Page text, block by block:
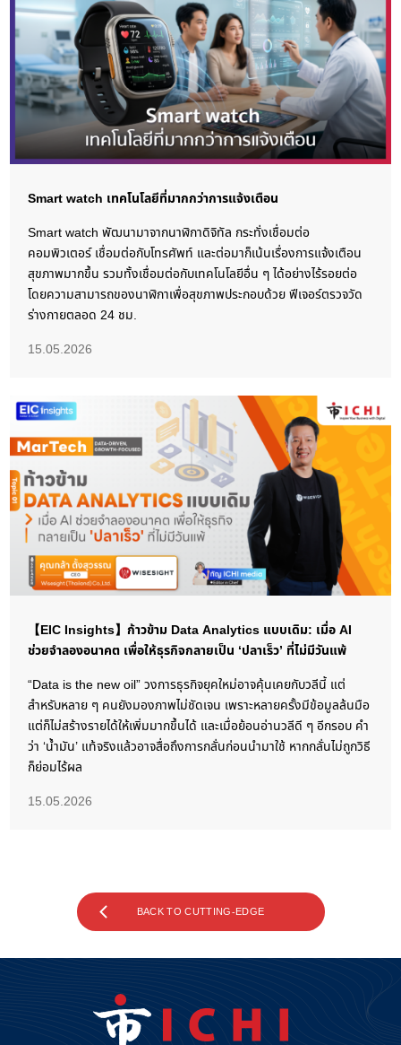
Smart watch เทคโนโลยีที่มากกว่าการแจ้งเตือน
Smart watch พัฒนามาจากนาฬิกาดิจิทัล กระทั่งเชื่อมต่อ
คอมพิวเตอร์ เชื่อมต่อกับโทรศัพท์ และต่อมาก็เน้นเรื่องการแจ้งเตือน
สุขภาพมากขึ้น รวมทั้งเชื่อมต่อกับเทคโนโลยีอื่น ๆ ได้อย่างไร้รอยต่อ
โดยความสามารถของนาฬิกาเพื่อสุขภาพประกอบด้วย ฟีเจอร์ตรวจวัด
ร่างกายตลอด 24 ชม.
15.05.2026
【EIC Insights】ก้าวข้าม Data Analytics แบบเดิม: เมื่อ AI
ช่วยจำลองอนาคต เพื่อให้ธุรกิจกลายเป็น ‘ปลาเร็ว’ ที่ไม่มีวันแพ้
“Data is the new oil” วงการธุรกิจยุคใหม่อาจคุ้นเคยกับวลีนี้ แต่
สำหรับหลาย ๆ คนยังมองภาพไม่ชัดเจน เพราะหลายครั้งมีข้อมูลล้นมือ
แต่ก็ไม่สร้างรายได้ให้เพิ่มมากขึ้นได้ และเมื่อย้อนอ่านวลีดี ๆ อีกรอบ คำ
ว่า ‘น้ำมัน’ แท้จริงแล้วอาจสื่อถึงการกลั่นก่อนนำมาใช้ หากกลั่นไม่ถูกวิธี
ก็ย่อมไร้ผล
15.05.2026
BACK TO CUTTING-EDGE